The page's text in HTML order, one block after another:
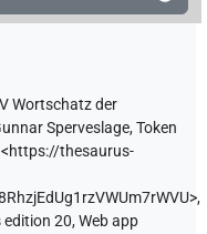
Wortschatz der
Sperveslage,Token
<https://thesaurus-
,
edition 20, Web app